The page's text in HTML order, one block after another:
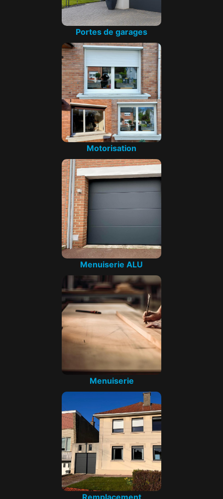
Portes de garages
Motorisation
Menuiserie ALU
Menuiserie
Remplacement